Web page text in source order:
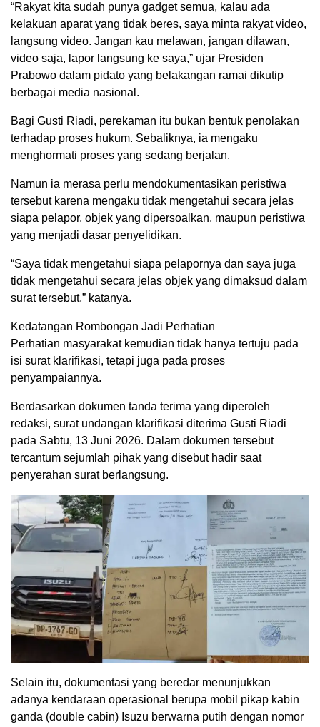
“Rakyat kita sudah punya gadget semua, kalau ada
kelakuan aparat yang tidak beres, saya minta rakyat video,
langsung video. Jangan kau melawan, jangan dilawan,
video saja, lapor langsung ke saya,” ujar Presiden
Prabowo dalam pidato yang belakangan ramai dikutip
berbagai media nasional.
Bagi Gusti Riadi, perekaman itu bukan bentuk penolakan
terhadap proses hukum. Sebaliknya, ia mengaku
menghormati proses yang sedang berjalan.
Namun ia merasa perlu mendokumentasikan peristiwa
tersebut karena mengaku tidak mengetahui secara jelas
siapa pelapor, objek yang dipersoalkan, maupun peristiwa
yang menjadi dasar penyelidikan.
“Saya tidak mengetahui siapa pelapornya dan saya juga
tidak mengetahui secara jelas objek yang dimaksud dalam
surat tersebut,” katanya.
Kedatangan Rombongan Jadi Perhatian
Perhatian masyarakat kemudian tidak hanya tertuju pada
isi surat klarifikasi, tetapi juga pada proses
penyampaiannya.
Berdasarkan dokumen tanda terima yang diperoleh
redaksi, surat undangan klarifikasi diterima Gusti Riadi
pada Sabtu, 13 Juni 2026. Dalam dokumen tersebut
tercantum sejumlah pihak yang disebut hadir saat
penyerahan surat berlangsung.
Selain itu, dokumentasi yang beredar menunjukkan
adanya kendaraan operasional berupa mobil pikap kabin
ganda (double cabin) Isuzu berwarna putih dengan nomor